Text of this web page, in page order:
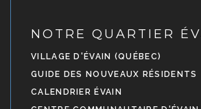
NOTRE QUARTIER
VILLAGE D'ÉVAIN (QUÉBEC)
GUIDE DES NOUVEAUX RÉSIDENTS
CALENDRIER ÉVAIN